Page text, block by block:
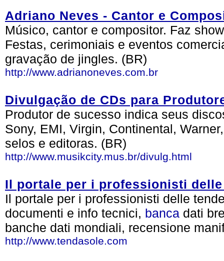
Adriano Neves - Cantor e
Músico, cantor e compositor. Faz
Festas, cerimoniais e eventos
gravação de jingles. (BR)
http://www.adrianoneves.com.br
Divulgação de CDs para
Produtor de sucesso indica seus
Sony, EMI, Virgin, Continental,
selos e editoras. (BR)
http://www.musikcity.mus.br/divulg.html
Il portale per i professionisti
Il portale per i professionisti delle
documenti e info tecnici, banca dati
banche dati mondiali, recensione
http://www.tendasole.com